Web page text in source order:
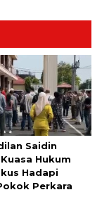
Saidin
Hukum
Hadapi
Perkara